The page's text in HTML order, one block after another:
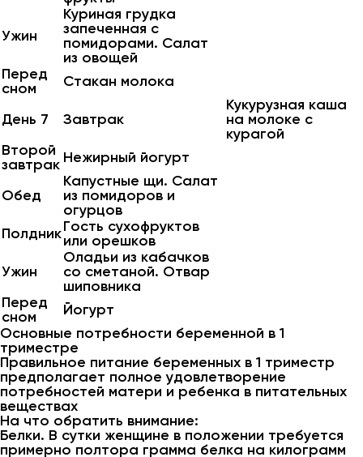
Ужин
Куриная грудка
запеченная с
помидорами. Салат
из овощей
Перед
сном
Стакан молока
День 7 Завтрак
Кукурузная каша
на молоке с
курагой
Второй
завтрак Нежирный йогурт
Обед
Капустные щи. Салат
из помидоров и
огурцов
ПолдникГость сухофруктов
или орешков
Ужин
Оладьи из кабачков
со сметаной. Отвар
шиповника
Перед
сном
Йогурт
Основные потребности беременной в 1
триместре
Правильное питание беременных в 1 триместр
предполагает полное удовлетворение
потребностей матери и ребенка в питательных
веществах
На что обратить внимание:
Белки. В сутки женщине в положении требуется
примерно полтора грамма белка на килограмм